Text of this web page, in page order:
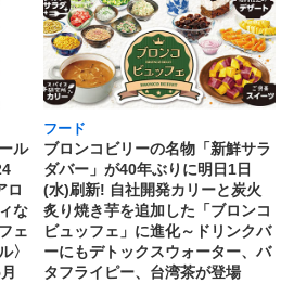
ル
ロ
な
ェ
〉
フード
ブロンコビリーの名物「新鮮サラ
ダバー」が40年ぶりに明日1日
(水)刷新! 自社開発カリーと炭火
炙り焼き芋を追加した「ブロンコ
ビュッフェ」に進化～ドリンクバ
ーにもデトックスウォーター、バ
タフライピー、台湾茶が登場